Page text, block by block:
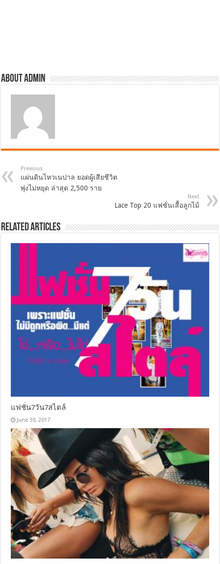
About admin
Previous
แผ่นดินไหวเนปาล ยอดผู้เสียชีวิต
พุ่งไม่หยุด ล่าสุด 2,500 ราย
Next
Lace Top 20 แฟชั่นเสื้อลูกไม้
Related Articles
แฟชั่น7วัน7สไตล์
June 30, 2017